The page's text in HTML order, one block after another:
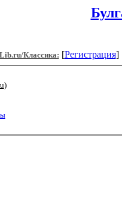
Lib.ru/Классика: [Регистрация]
)